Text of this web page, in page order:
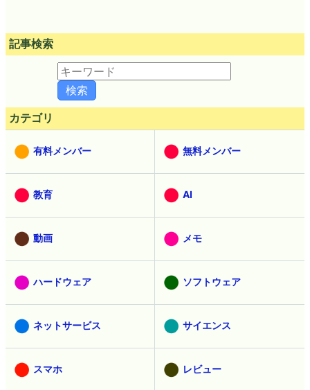
記事検索
カテゴリ
有料メンバー 無料メンバー
教育 AI
動画 メモ
ハードウェア ソフトウェア
ネットサービス サイエンス
スマホ レビュー